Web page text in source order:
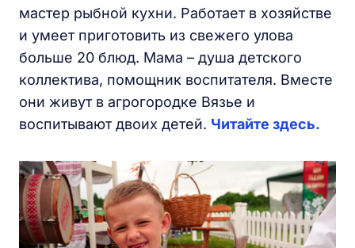
мастер рыбной кухни. Работает в хозяйстве
и умеет приготовить из свежего улова
больше 20 блюд. Мама – душа детского
коллектива, помощник воспитателя. Вместе
они живут в агрогородке Вязье и
воспитывают двоих детей. Читайте здесь.